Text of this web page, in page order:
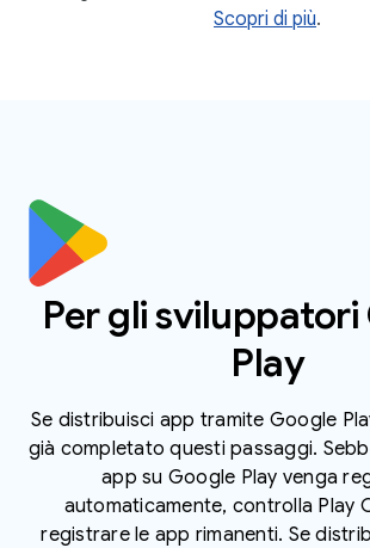
Scopri di più.
Per gli sviluppatori
Play
Se distribuisci app tramite Google
già completato questi passaggi.
app su Google Play venga
automaticamente, controlla Play
registrare le app rimanenti. Se